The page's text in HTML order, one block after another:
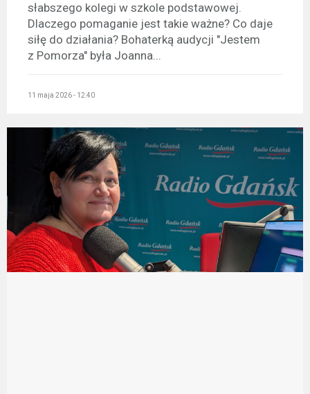
słabszego kolegi w szkole podstawowej.
Dlaczego pomaganie jest takie ważne? Co daje
siłę do działania? Bohaterką audycji "Jestem
z Pomorza" była Joanna...
11 maja 2026 - 12:40